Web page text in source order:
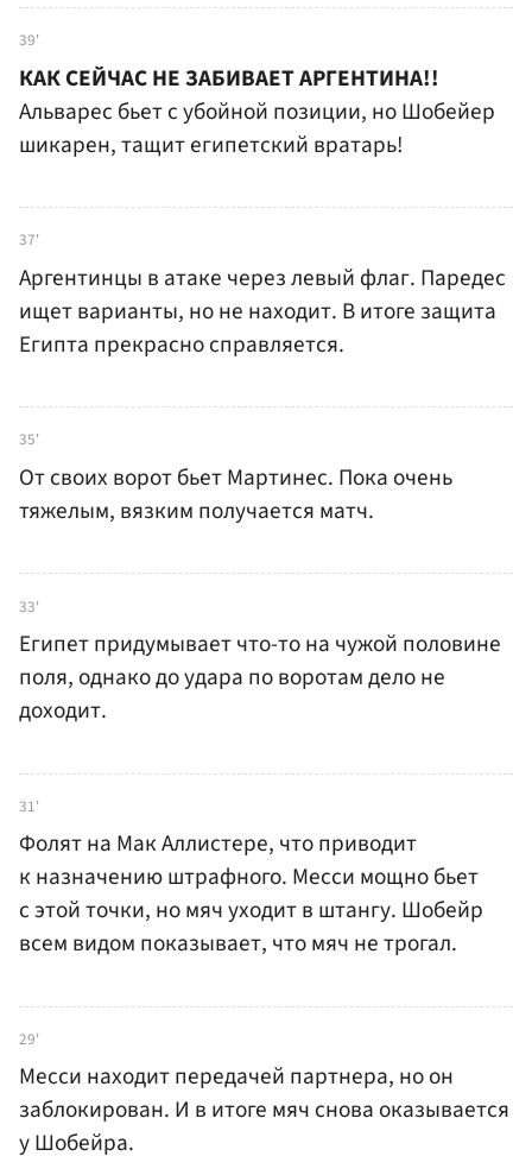
39'
КАК СЕЙЧАС НЕ ЗАБИВАЕТ АРГЕНТИНА!!
Альварес бьет с убойной позиции, но Шобейер
шикарен, тащит египетский вратарь!
37'
Аргентинцы в атаке через левый флаг. Паредес
ищет варианты, но не находит. В итоге защита
Египта прекрасно справляется.
35'
От своих ворот бьет Мартинес. Пока очень
тяжелым, вязким получается матч.
33'
Египет придумывает что-то на чужой половине
поля, однако до удара по воротам дело не
доходит.
31'
Фолят на Мак Аллистере, что приводит
к назначению штрафного. Месси мощно бьет
с этой точки, но мяч уходит в штангу. Шобейр
всем видом показывает, что мяч не трогал.
29'
Месси находит передачей партнера, но он
заблокирован. И в итоге мяч снова оказывается
у Шобейра.